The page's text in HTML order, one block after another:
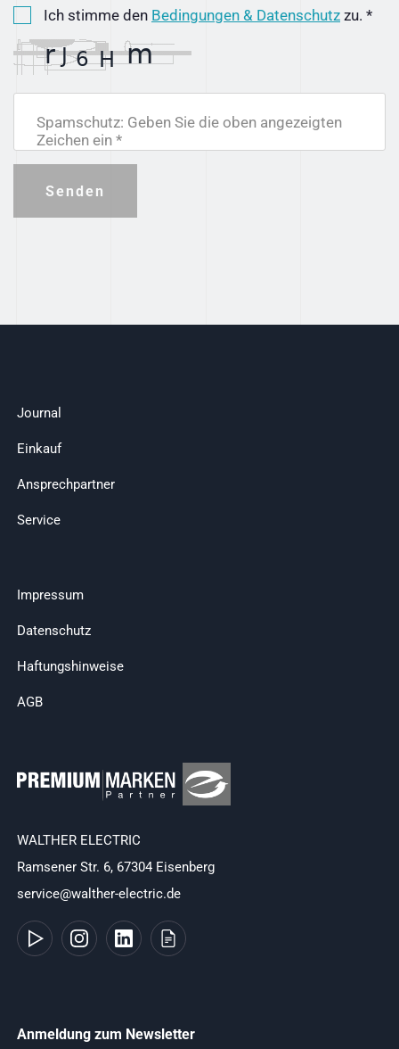
Ich stimme den Bedingungen & Datenschutz zu. *
Spamschutz: Geben Sie die oben angezeigten
Zeichen ein *
Senden
Journal
Einkauf
Ansprechpartner
Service
Impressum
Datenschutz
Haftungshinweise
AGB
WALTHER ELECTRIC
Ramsener Str. 6, 67304 Eisenberg
service@walther-electric.de
Anmeldung zum Newsletter